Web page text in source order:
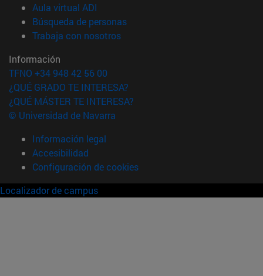
Aula virtual ADI
Búsqueda de personas(abre en nueva ventana)
Trabaja con nosotros(abre en nueva ventana)
Información
TFNO +34 948 42 56 00
¿QUÉ GRADO TE INTERESA?
¿QUÉ MÁSTER TE INTERESA?
© Universidad de Navarra
Información legal
Accesibilidad
Configuración de cookies
Localizador de campus